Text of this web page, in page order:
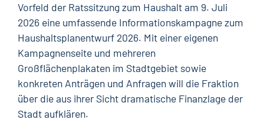
Vorfeld der Ratssitzung zum Haushalt am 9. Juli
2026 eine umfassende Informationskampagne zum
Haushaltsplanentwurf 2026. Mit einer eigenen
Kampagnenseite und mehreren
Großflächenplakaten im Stadtgebiet sowie
konkreten Anträgen und Anfragen will die Fraktion
über die aus ihrer Sicht dramatische Finanzlage der
Stadt aufklären.